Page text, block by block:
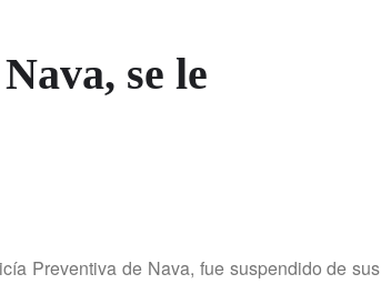
se le
Preventiva de Nava, fue suspendido de sus